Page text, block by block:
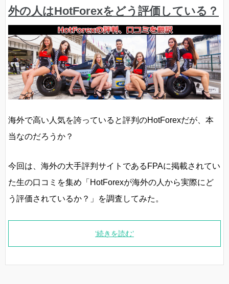
外の人はHotForexをどう評価している？
海外で高い人気を誇っていると評判のHotForexだが、本
当なのだろうか？
今回は、海外の大手評判サイトであるFPAに掲載されてい
た生の口コミを集め「HotForexが海外の人から実際にど
う評価されているか？」を調査してみた。
‘続きを読む’